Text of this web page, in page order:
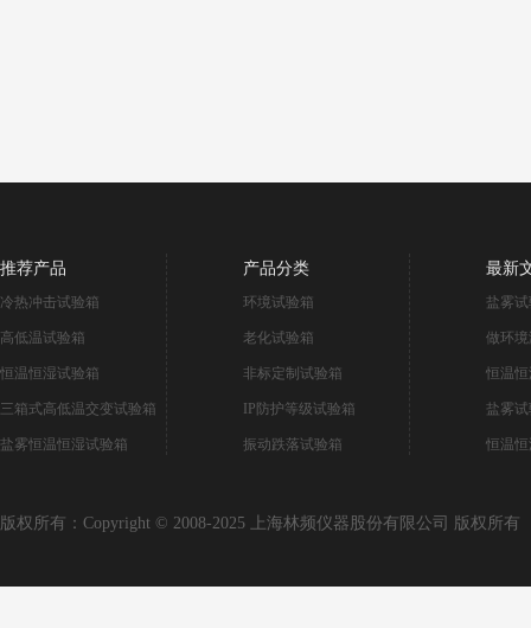
推荐产品
冷热冲击试验箱
高低温试验箱
恒温恒湿试验箱
三箱式高低温交变试验箱
盐雾恒温恒湿试验箱
产品分类
环境试验箱
老化试验箱
非标定制试验箱
IP防护等级试验箱
振动跌落试验箱
最新
盐雾
做环
恒温
盐雾
恒温
版权所有：Copyright © 2008-2025 上海林频仪器股份有限公司 版权所有